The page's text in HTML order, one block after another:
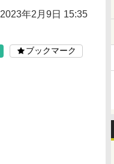
2023年2月9日 15:35
ブックマーク